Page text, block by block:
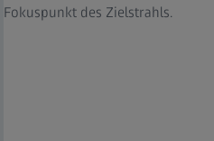
Fokuspunkt des Zielstrahls.